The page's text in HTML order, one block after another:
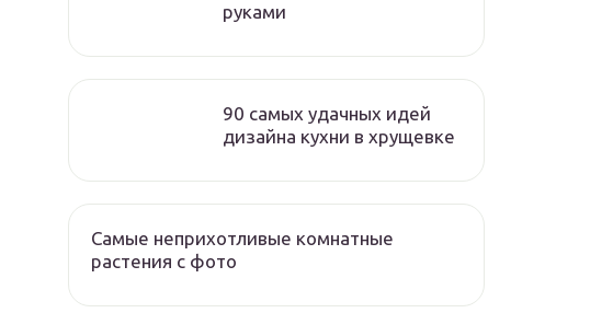
руками
90 самых удачных идей
дизайна кухни в хрущевке
Самые неприхотливые комнатные
растения с фото